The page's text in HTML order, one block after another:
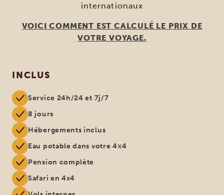
internationaux
VOICI COMMENT EST CALCULÉ LE PRIX DE
VOTRE VOYAGE.
INCLUS
Service 24h/24 et 7j/7
8 jours
Hébergements inclus
Eau potable dans votre 4×4
Pension complète
Safari en 4x4